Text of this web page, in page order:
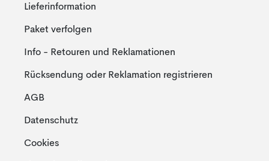
Lieferinformation
Paket verfolgen
Info - Retouren und Reklamationen
Rücksendung oder Reklamation registrieren
AGB
Datenschutz
Cookies